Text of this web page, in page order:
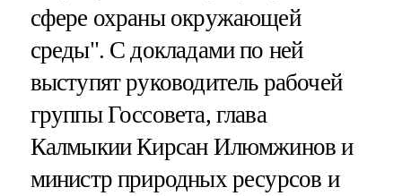
сфере охраны окружающей
среды". С докладами по ней
выступят руководитель рабочей
группы Госсовета, глава
Калмыкии Кирсан Илюмжинов и
министр природных ресурсов и